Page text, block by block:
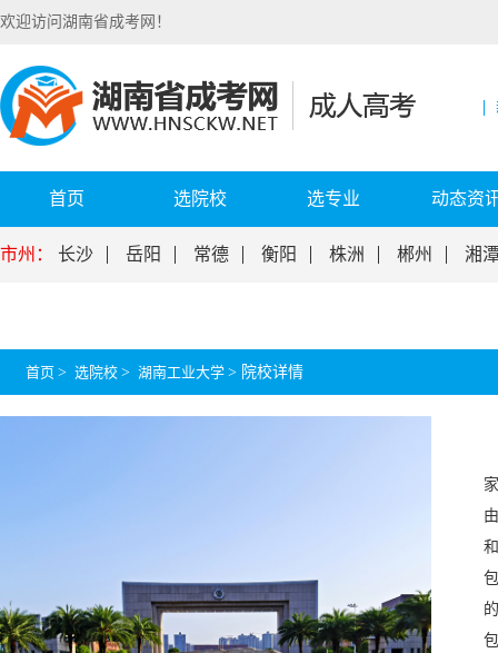
欢迎访问湖南省成考网！
首页 选院校 选专业 动态资
市州： 长沙 岳阳 常德 衡阳 株洲 郴州 湘
首页 > 选院校 > 湖南工业大学 > 院校详情